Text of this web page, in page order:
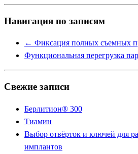
Copy
Link
Навигация по записям
← Фиксация полных съемных
Функциональная перегрузка
Свежие записи
Берлитион® 300
Тиамин
Выбор отвёрток и ключей для
имплантов